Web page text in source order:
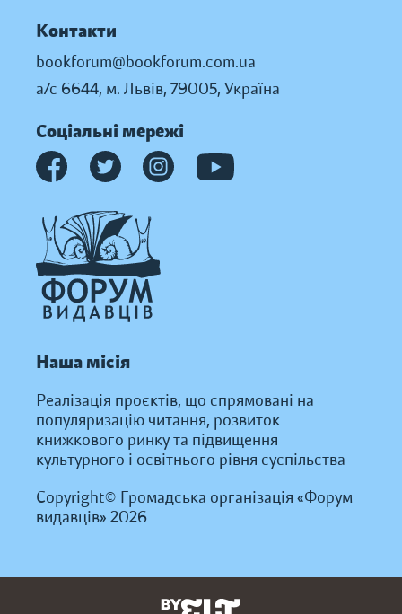
Контакти
bookforum@bookforum.com.ua
а/с 6644, м. Львів, 79005, Україна
Соціальні мережі
Наша місія
Реалізація проєктів, що спрямовані на
популяризацію читання, розвиток
книжкового ринку та підвищення
культурного і освітнього рівня суспільства
Copyright© Громадська організація «Форум
видавців» 2026